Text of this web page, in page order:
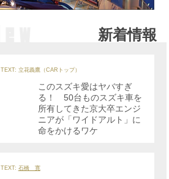
新着情報
TEXT: 立花義鷹（CARトップ）
このスズキ愛はヤバすぎ
る！ 50台ものスズキ車を
所有してきた京大卒エンジ
ニアが「ワイドアルト」に
命をかけるワケ
TEXT: 石橋 寛